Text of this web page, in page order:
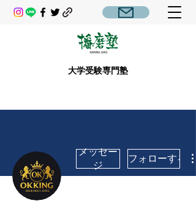
大学受験専門塾
メッセー
ジ
フォローする